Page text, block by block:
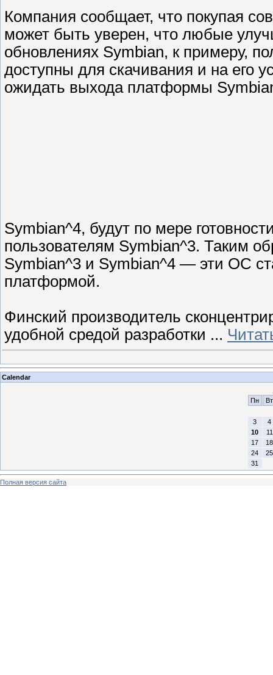
Компания сообщает, что покупая
может быть уверен, что любые
обновлениях Symbian, к примеру,
доступны для скачивания и на его
ожидать выхода платформы
Symbian^4, будут по мере
пользователям Symbian^3. Таким
Symbian^3 и Symbian^4 — эти ОС
платформой.
Финский производитель
удобной средой разработки ...
Calendar
Пн
Вт
3
4
10
11
17
18
24
25
31
Полная версия сайта